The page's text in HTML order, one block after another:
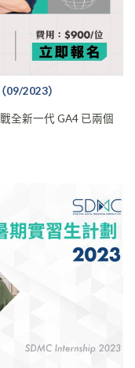
2023）
全新一代 GA4 已兩個